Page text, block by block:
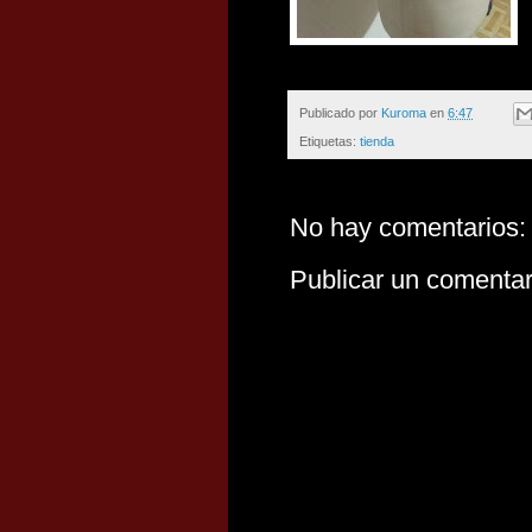
Publicado por Kuroma en 6:47
Etiquetas: tienda
No hay comentarios:
Publicar un